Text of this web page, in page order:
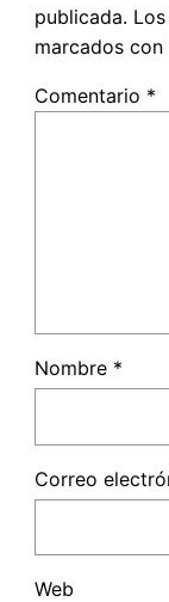
publicada.
marcados con
Comentario *
Nombre *
Correo
Web